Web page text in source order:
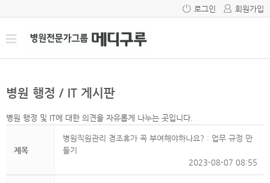
로그인 회원가입
병원 행정 / IT 게시판
병원 행정 및 IT에 대한 의견을 자유롭게 나누는 곳입니다.
제목
병원직원관리 경조휴가 꼭 부여해야하나요? : 업무 규정 만
들기
2023-08-07 08:55